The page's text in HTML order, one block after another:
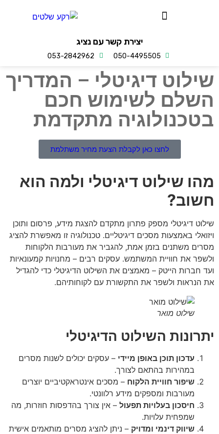
יצירת קשר עם נציג
050-4495505
053-2842962
דיגיטלי – המדריך
לשימוש חכם
מתקדמת
לחצו כאן לקבלת הצעת מחיר משתלמת
שילוט דיגיטלי ולמה הוא
דיגיטלי מספק פתרון מתקדם להצגת מידע, פרסום ותוכן
באמצעות מסכים דיגיטליים. טכנולוגיה זו מאפשרת להציג
משתנים בזמן אמת, להגביר את מעורבות הלקוחות
את חוויית המשתמש. עסקים רבים – מחנויות קמעונאיות
חברות הייטק – מאמצים את השילוט הדיגיטלי כדי להגדיל
ולשפר את התקשורת עם לקוחותיהם.
שילוט מואר
השילוט הדיגיטלי
עדכון תוכן באופן מיידי– עסקים יכולים לשנות מסרים
במהירות בהתאם לצורך.
שיפור חוויית הלקוח– מסכים אינטראקטיביים יוצרים
מעורבות ומספקים מידע רלוונטי.
חיסכון בעלויות תפעול– אין צורך בהדפסות חוזרות, מה
שמפחית עלויות.
שיווק דינמי ומדויק– ניתן להציג מסרים מותאמים אישית